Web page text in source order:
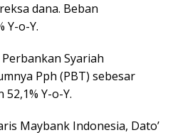
dana. Beban
Y-o-Y.
Syariah
Pph (PBT) sebesar
Y-o-Y.
Maybank Indonesia, Dato’